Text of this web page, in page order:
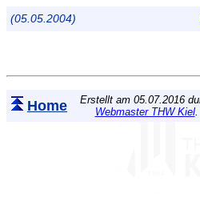
(05.05.2004)
Home
Erstellt am 05.07.2016
Webmaster THW Kiel.